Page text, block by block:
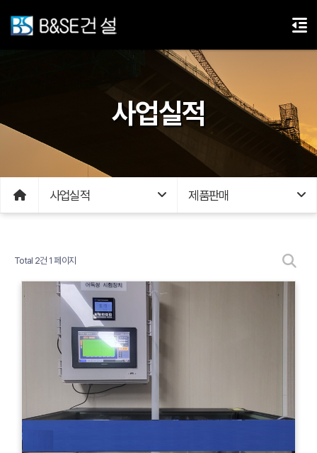
사업실적
사업실적 제품판매
Total 2건 1 페이지